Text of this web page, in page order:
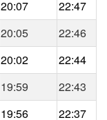
20:07
22:47
20:05
22:46
20:02
22:44
19:59
22:43
19:56
22:37